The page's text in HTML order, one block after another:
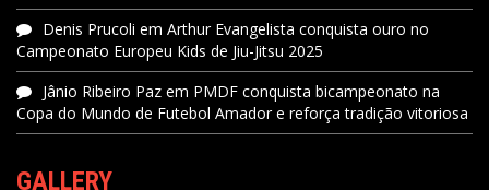
Denis Prucoli em Arthur Evangelista conquista ouro no
Campeonato Europeu Kids de Jiu-Jitsu 2025
Jânio Ribeiro Paz em PMDF conquista bicampeonato na
Copa do Mundo de Futebol Amador e reforça tradição vitoriosa
GALLERY